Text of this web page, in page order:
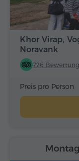
Khor Virap,
Noravank
726
Preis pro Person